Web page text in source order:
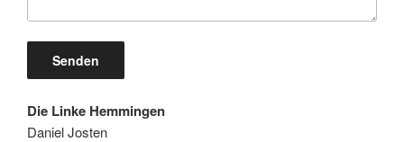
Die Linke Hemmingen
Daniel Josten